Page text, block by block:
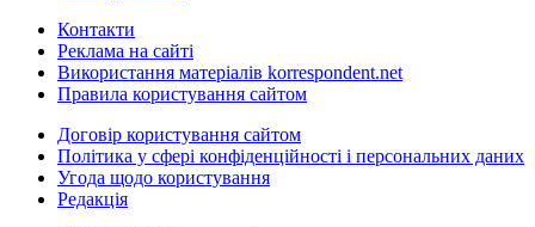
Контакти
Реклама на сайті
Використання матеріалів korrespondent.net
Правила користування сайтом
Договір користування сайтом
Політика у сфері конфіденційності і персональних даних
Угода щодо користування
Редакція